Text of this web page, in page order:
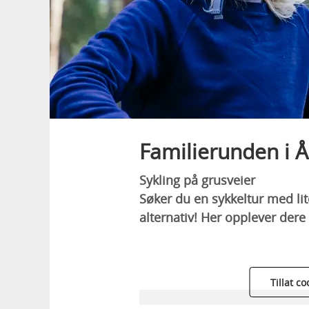
Familierunden i
Sykling på grusveier
Søker du en sykkeltur med
alternativ! Her opplever
Tillat